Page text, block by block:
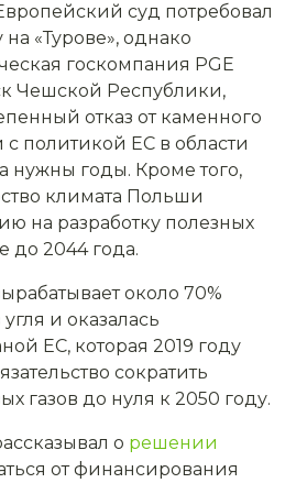
суд потребовал
«Турове», однако
госкомпания PGE
Чешской Республики,
отказ от каменного
с политикой ЕС в области
нужны годы. Кроме того,
климата Польши
на разработку полезных
до 2044 года.
около 70%
и оказалась
ЕС, которая 2019 году
сократить
газов до нуля к 2050 году.
о решении
от финансирования